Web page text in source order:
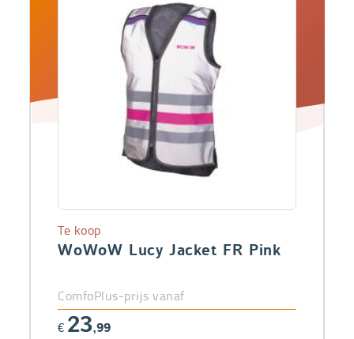
WoWoW Lucy Jacket FR Pink
Te koop
ComfoPlus-prijs vanaf
€ 23,99